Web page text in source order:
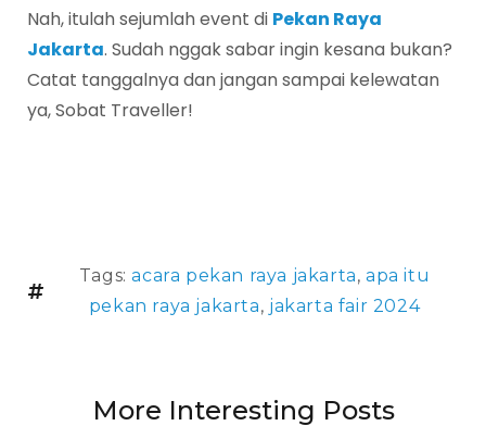
Nah, itulah sejumlah event di Pekan Raya
Jakarta. Sudah nggak sabar ingin kesana bukan?
Catat tanggalnya dan jangan sampai kelewatan
ya, Sobat Traveller!
Tags:acara pekan raya jakarta, apa itu
pekan raya jakarta, jakarta fair 2024
More Interesting Posts